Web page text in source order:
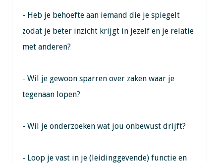
- Heb je behoefte aan iemand die je spiegelt
zodat je beter inzicht krijgt in jezelf en je relatie
met anderen?
- Wil je gewoon sparren over zaken waar je
tegenaan lopen?
- Wil je onderzoeken wat jou onbewust drijft?
- Loop je vast in je (leidinggevende) functie en